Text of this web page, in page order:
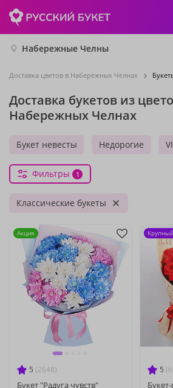
Набережные Челны
Доставка цветов в Набережных Челнах
Доставка букетов из
Набережных Челнах
Букет невесты Недорогие
Фильтры 1
Классические букеты
5 (2648)
Букет "Радуга чувств"
Акция
5